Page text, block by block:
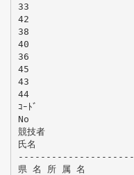
33
42
38
40
36
45
43
44
ｺｰﾄﾞ
No
競技者
氏名
県 名 所 属 名